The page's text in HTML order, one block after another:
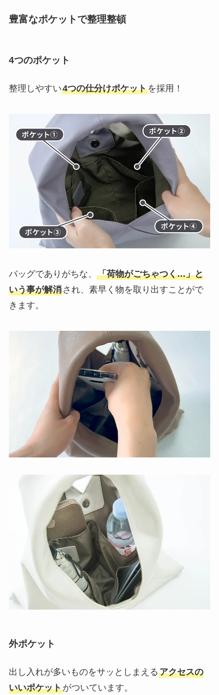
豊富なポケットで整理整頓
4つのポケット
整理しやすい4つの仕分けポケットを採用！
バッグでありがちな、 「荷物がごちゃつく…」と
いう事が解消され、素早く物を取り出すことがで
きます。
外ポケット
出し入れが多いものをサッとしまえるアクセスの
いいポケットがついています。